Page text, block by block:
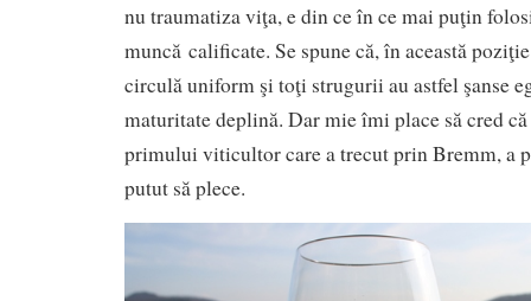
nu traumatiza viţa, e din ce în ce mai puţin
muncă calificate. Se spune că, în această
circulă uniform şi toţi strugurii au astfel şanse
maturitate deplină. Dar mie îmi place să cred
primului viticultor care a trecut prin Bremm, a
putut să plece.